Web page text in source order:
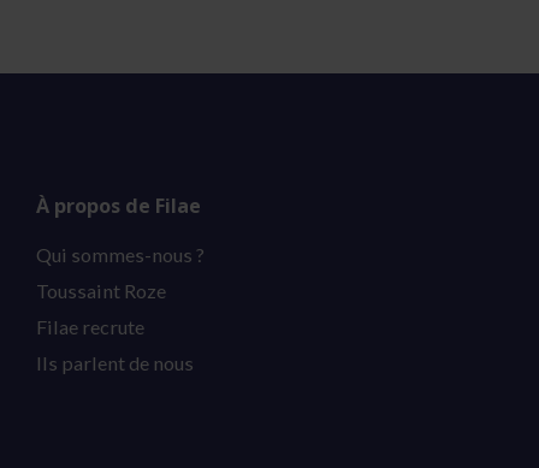
À propos de Filae
Qui sommes-nous ?
Toussaint Roze
Filae recrute
Ils parlent de nous